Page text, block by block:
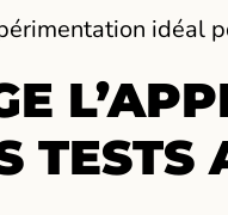
idéal
TESTS